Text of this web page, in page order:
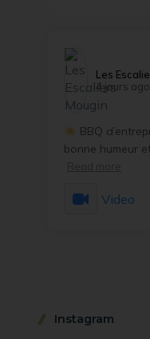
Les
4 jours ago
BBQ
bonne humeur
Video
Instagram